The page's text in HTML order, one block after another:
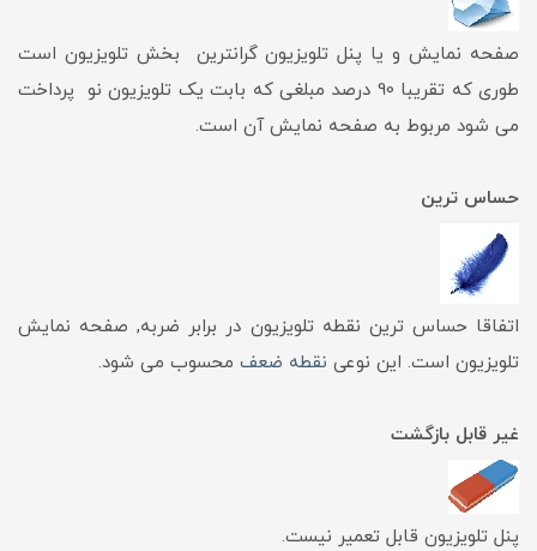
صفحه نمایش و یا پنل تلویزیون گرانترین بخش تلویزیون است
طوری که تقریبا 90 درصد مبلغی که بابت یک تلویزیون نو پرداخت
می شود مربوط به صفحه نمایش آن است.
حساس ترین
اتفاقا حساس ترین نقطه تلویزیون در برابر ضربه, صفحه نمایش
تلویزیون است. این نوعی نقطه ضعف محسوب می شود.
غیر قابل بازگشت
پنل تلویزیون قابل تعمیر نیست.